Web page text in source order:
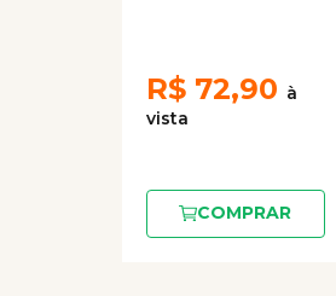
R$ 72,90
COMPRAR